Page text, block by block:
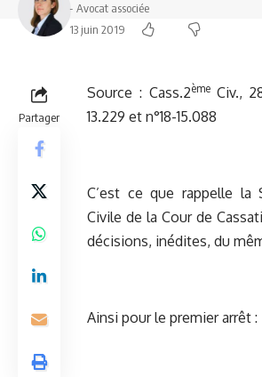
- Avocat associée
13 juin 2019
Partager
Source : Cass.2ème Civ.,
13.229 et n°18-15.088
C’est ce que rappelle la
Civile de la Cour de
décisions, inédites, du
Ainsi pour le premier arrêt :